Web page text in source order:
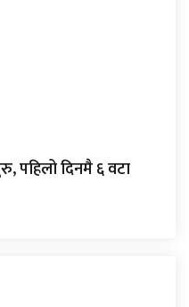
पहिलो दिनमै ६ वटा